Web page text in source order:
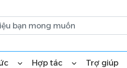
Hợp tác Trợ giúp